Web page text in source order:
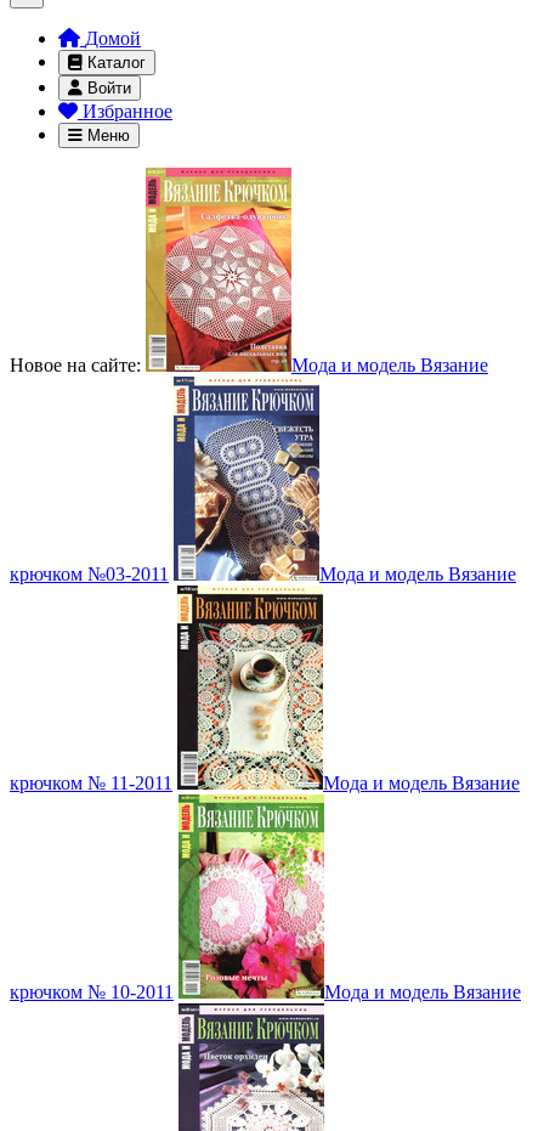
Домой
Каталог
Войти
Избранное
Меню
Новое на сайте: Мода и модель Вязание
крючком №03-2011 Мода и модель Вязание
крючком № 11-2011 Мода и модель Вязание
крючком № 10-2011 Мода и модель Вязание